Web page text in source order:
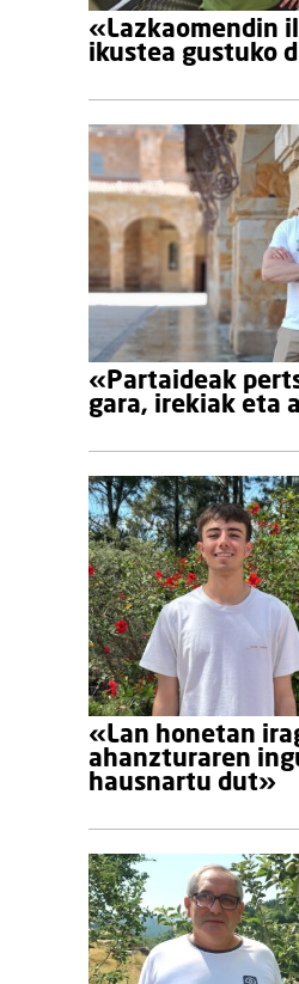
«Lazkaomendin
ikustea gustuko
«Partaideak
gara, irekiak eta
«Lan honetan
ahanzturaren
hausnartu dut»